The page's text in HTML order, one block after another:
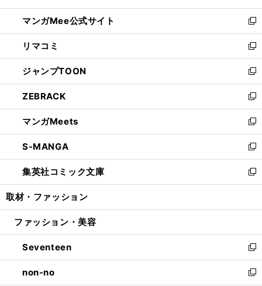
開
く
ン
ド
ウ
で
開
く
ウ
ィ
ン
ド
ウ
で
開
く
し
い
ウ
ィ
ン
ド
ウ
で
開
く
マンガMee公式サイト
新
し
い
ウ
ィ
ン
ド
ウ
で
開
く
リマコミ
新
し
い
ウ
ィ
ン
ド
ウ
で
開
く
ジャンプTOON
新
し
い
ウ
ィ
ン
ド
ウ
で
開
ZEBRACK
新
し
い
ウ
ィ
ン
ド
ウ
開
マンガMeets
新
し
い
ウ
ィ
ン
ウ
開
く
S-MANGA
新
し
い
ウ
ン
ウ
で
開
く
集英社コミック文庫
新
し
ウ
ン
ド
ウ
で
取材・ファッション
ファッション・美容
Seventeen
新
し
い
non-no
新